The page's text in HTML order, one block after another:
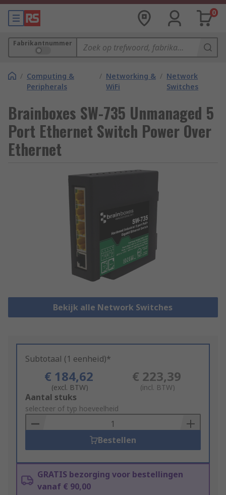
0
Fabrikantnummer
/ Computing &
Peripherals
/ Networking &
WiFi
/ Network
Switches
Brainboxes SW-735 Unmanaged 5
Port Ethernet Switch Power Over
Ethernet
Bekijk alle Network Switches
Subtotaal (1 eenheid)*
€ 184,62
(excl. BTW)
€ 223,39
(incl. BTW)
Add
to
Basket
Aantal stuks
selecteer of typ hoeveelheid
Bestellen
GRATIS bezorging voor bestellingen
vanaf € 90,00